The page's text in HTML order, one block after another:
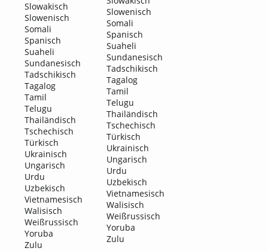
Slowakisch
Slowenisch
Somali
Spanisch
Suaheli
Sundanesisch
Tadschikisch
Tagalog
Tamil
Telugu
Thailändisch
Tschechisch
Türkisch
Ukrainisch
Ungarisch
Urdu
Uzbekisch
Vietnamesisch
Walisisch
Weißrussisch
Yoruba
Zulu
Slowenisch
Somali
Spanisch
Suaheli
Sundanesisch
Tadschikisch
Tagalog
Tamil
Telugu
Thailändisch
Tschechisch
Türkisch
Ukrainisch
Ungarisch
Urdu
Uzbekisch
Vietnamesisch
Walisisch
Weißrussisch
Yoruba
Zulu